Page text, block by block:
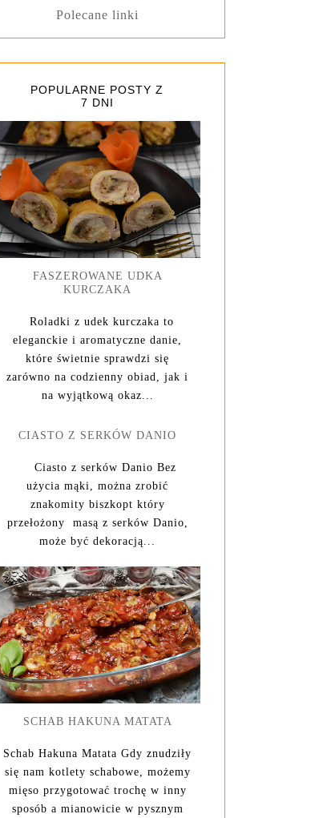
Polecane linki
POPULARNE POSTY Z
7 DNI
FASZEROWANE UDKA
KURCZAKA
Roladki z udek kurczaka to
eleganckie i aromatyczne danie,
które świetnie sprawdzi się
zarówno na codzienny obiad, jak i
na wyjątkową okaz...
CIASTO Z SERKÓW DANIO
Ciasto z serków Danio Bez
użycia mąki, można zrobić
znakomity biszkopt który
przełożony masą z serków Danio,
może być dekoracją...
SCHAB HAKUNA MATATA
Schab Hakuna Matata Gdy znudziły
się nam kotlety schabowe, możemy
mięso przygotować trochę w inny
sposób a mianowicie w pysznym